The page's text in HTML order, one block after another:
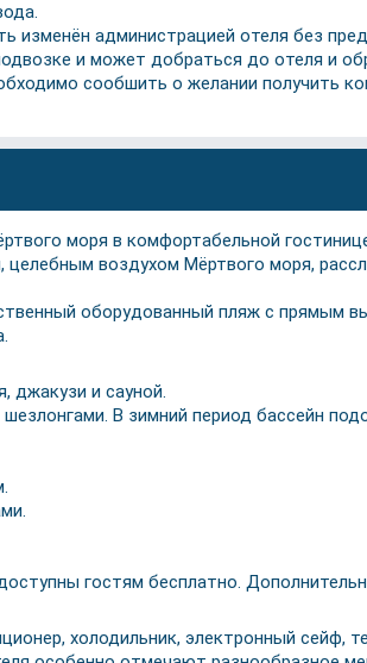
администрацией отеля без
и может добраться до отеля и
сообшить о желании получить
моря в комфортабельной
воздухом Мёртвого моря,
оборудованный пляж с прямым
джакузи и сауной.
В зимний период бассейн
гостям бесплатно.
холодильник, электронный сейф,